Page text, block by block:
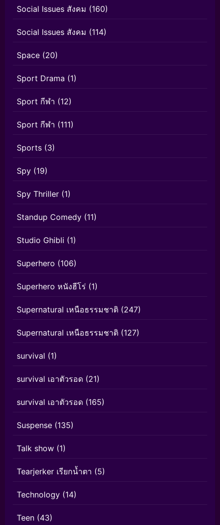
Social Issues สังคม (160)
Social Issues สังคม (114)
Space (20)
Sport Drama (1)
Sport กีฬา (12)
Sport กีฬา (111)
Sports (3)
Spy (19)
Spy Thriller (1)
Standup Comedy (11)
Studio Ghibli (1)
Superhero (106)
Superhero หนังฮีโร่ (1)
Supernatural เหนือธรรมชาติ (247)
Supernatural เหนือธรรมชาติ (127)
survival (1)
survival เอาตัวรอด (21)
survival เอาตัวรอด (165)
Suspense (135)
Talk show (1)
Tearjerker เรียกน้ำตา (5)
Technology (14)
Teen (43)